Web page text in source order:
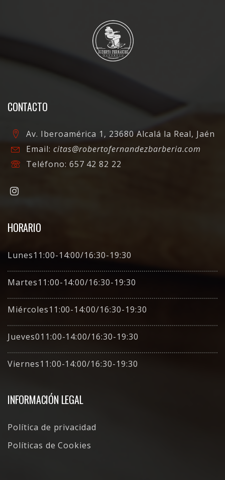
CONTACTO
Av. Iberoamérica 1, 23680 Alcalá la Real, Jaén
Email: citas@robertofernandezbarberia.com
Teléfono: 657 42 82 22
HORARIO
Lunes11:00-14:00/16:30-19:30
Martes11:00-14:00/16:30-19:30
Miércoles11:00-14:00/16:30-19:30
Jueves011:00-14:00/16:30-19:30
Viernes11:00-14:00/16:30-19:30
INFORMACIÓN LEGAL
Política de privacidad
Políticas de Cookies